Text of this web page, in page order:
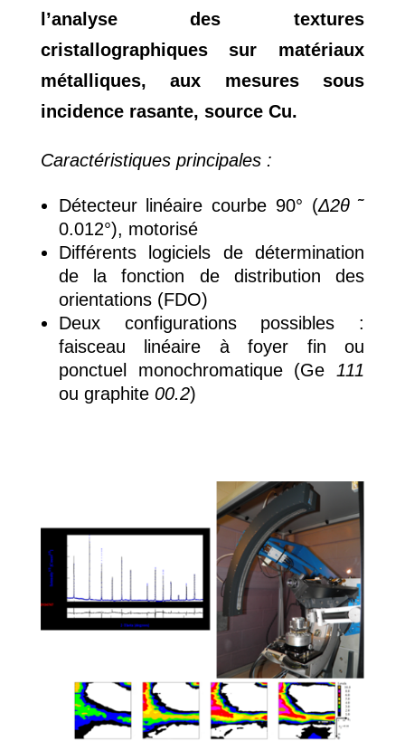
l’analyse des textures
cristallographiques sur matériaux
métalliques, aux mesures sous
incidence rasante, source Cu.
Caractéristiques principales :
Détecteur linéaire courbe 90° (Δ2θ˜
0.012°), motorisé
Différents logiciels de détermination
de la fonction de distribution des
orientations (FDO)
Deux configurations possibles :
faisceau linéaire à foyer fin ou
ponctuel monochromatique (Ge111
ou graphite 00.2)